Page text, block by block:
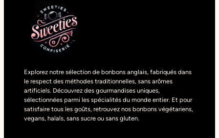
Explorez notre sélection de bonbons anglais, fabriqués dans
le respect des méthodes traditionnelles, sans arômes
artificiels. Découvrez des gourmandises uniques,
sélectionnées parmi les spécialités du monde entier. Et pour
satisfaire tous les goûts, retrouvez nos bonbons végétariens,
vegans, halals, sans sucre ou sans gluten.